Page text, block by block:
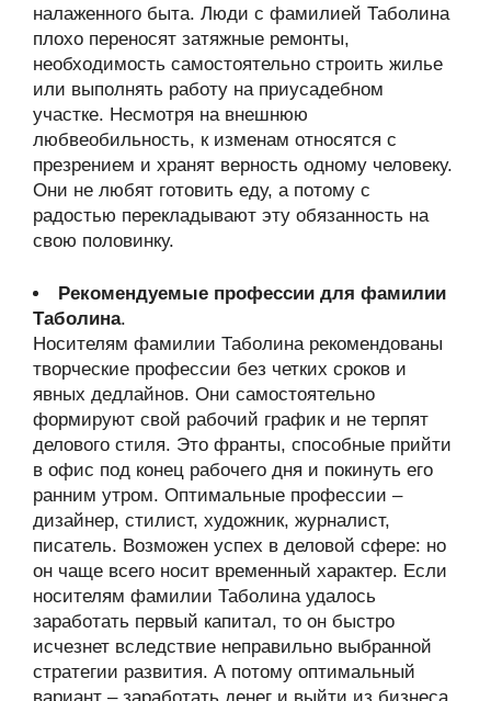
налаженного быта. Люди с фамилией Таболина
плохо переносят затяжные ремонты,
необходимость самостоятельно строить жилье
или выполнять работу на приусадебном
участке. Несмотря на внешнюю
любвеобильность, к изменам относятся с
презрением и хранят верность одному человеку.
Они не любят готовить еду, а потому с
радостью перекладывают эту обязанность на
свою половинку.
Рекомендуемые профессии для фамилии
Таболина.
Носителям фамилии Таболина рекомендованы
творческие профессии без четких сроков и
явных дедлайнов. Они самостоятельно
формируют свой рабочий график и не терпят
делового стиля. Это франты, способные прийти
в офис под конец рабочего дня и покинуть его
ранним утром. Оптимальные профессии –
дизайнер, стилист, художник, журналист,
писатель. Возможен успех в деловой сфере: но
он чаще всего носит временный характер. Если
носителям фамилии Таболина удалось
заработать первый капитал, то он быстро
исчезнет вследствие неправильно выбранной
стратегии развития. А потому оптимальный